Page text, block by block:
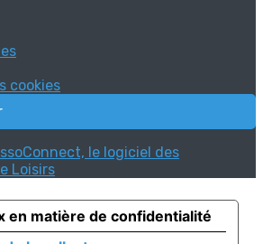
cookies
le logiciel des
Loisirs
en matière de confidentialité